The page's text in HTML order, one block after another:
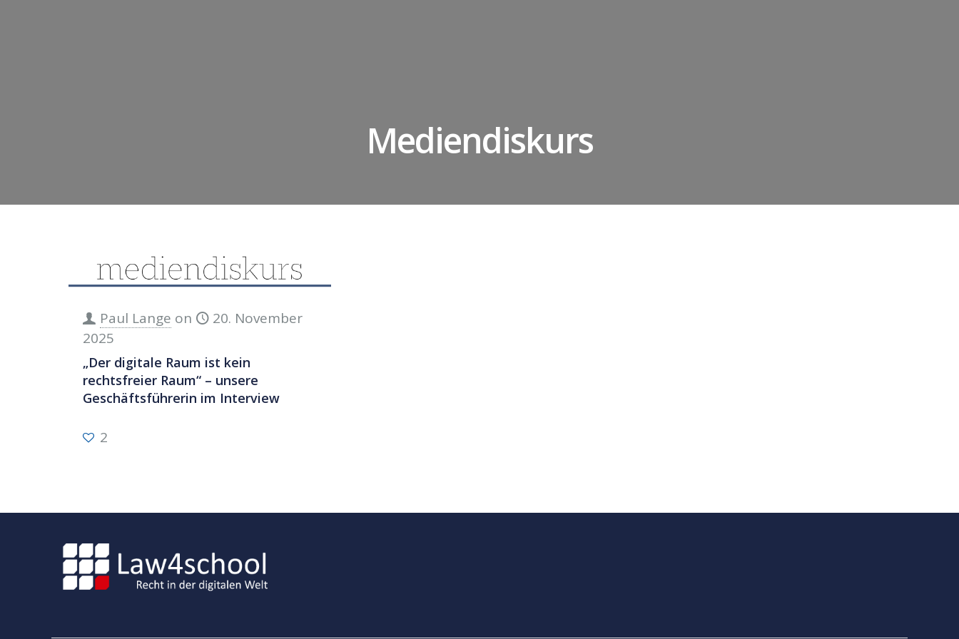
Mediendiskurs
Paul Lange on
20. November
2025
„Der digitale Raum ist kein
rechtsfreier Raum“ – unsere
Geschäftsführerin im Interview
2